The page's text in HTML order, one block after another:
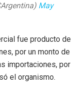
May
fue producto de
por un monto de
importaciones, por
el organismo.